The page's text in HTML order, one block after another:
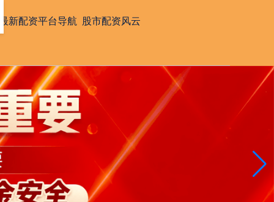
新配资平台导航 股市配资风云